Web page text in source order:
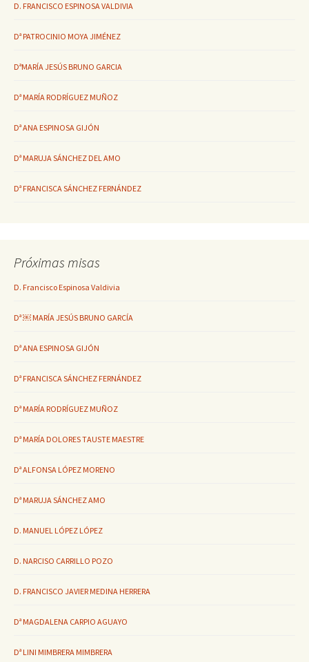
D. FRANCISCO ESPINOSA VALDIVIA
Dª PATROCINIO MOYA JIMÉNEZ
DªMARÍA JESÚS BRUNO GARCIA
Dª MARÍA RODRÍGUEZ MUÑOZ
Dª ANA ESPINOSA GIJÓN
Dª MARUJA SÁNCHEZ DEL AMO
Dª FRANCISCA SÁNCHEZ FERNÁNDEZ
Próximas misas
D. Francisco Espinosa Valdivia
Dª ￼ MARÍA JESÚS BRUNO GARCÍA
Dª ANA ESPINOSA GIJÓN
Dª FRANCISCA SÁNCHEZ FERNÁNDEZ
Dª MARÍA RODRÍGUEZ MUÑOZ
Dª MARÍA DOLORES TAUSTE MAESTRE
Dª ALFONSA LÓPEZ MORENO
Dª MARUJA SÁNCHEZ AMO
D. MANUEL LÓPEZ LÓPEZ
D. NARCISO CARRILLO POZO
D. FRANCISCO JAVIER MEDINA HERRERA
Dª MAGDALENA CARPIO AGUAYO
Dª LINI MIMBRERA MIMBRERA